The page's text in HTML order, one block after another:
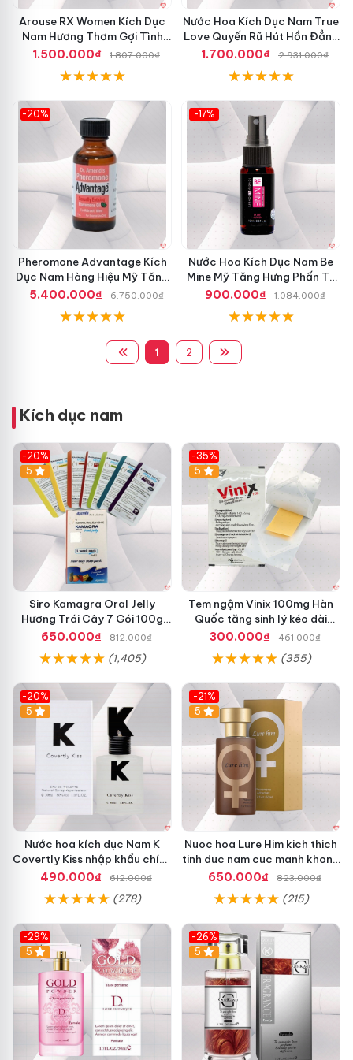
Arouse RX Women Kích Dục
Nam Hương Thơm Gợi Tình
Tăng Hưng Phấn
1.500.000₫ 1.807.000₫
Nước Hoa Kích Dục Nam True
Love Quyến Rũ Hút Hồn Đẳng
Cấp Mỹ
1.700.000₫ 2.931.000₫
-20%
Pheromone Advantage Kích
Dục Nam Hàng Hiệu Mỹ Tăng
Mạnh Sức Hút
5.400.000₫ 6.750.000₫
-17%
Nước Hoa Kích Dục Nam Be
Mine Mỹ Tăng Hưng Phấn Tự
Nhiên
900.000₫ 1.084.000₫
1 2
Kích dục nam
-20%
5
Siro Kamagra Oral Jelly
Hương Trái Cây 7 Gói 100g
Tăng Cường Sinh Lý Nam
650.000₫ 812.000₫
(1,405)
-35%
5
Tem ngậm Vinix 100mg Hàn
Quốc tăng sinh lý kéo dài
quan hệ hiệu quả
300.000₫ 461.000₫
(355)
-20%
5
Nước hoa kích dục Nam K
Covertly Kiss nhập khẩu chính
hãng
490.000₫ 612.000₫
(278)
-21%
5
Nuoc hoa Lure Him kich thich
tinh duc nam cuc manh khong
mui
650.000₫ 823.000₫
(215)
-29%
5
-26%
5